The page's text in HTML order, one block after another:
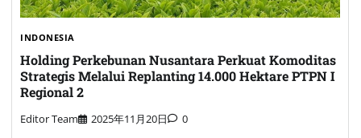
INDONESIA
Holding Perkebunan Nusantara Perkuat Komoditas
Strategis Melalui Replanting 14.000 Hektare PTPN I
Regional 2
Editor Team 2025年11月20日 0